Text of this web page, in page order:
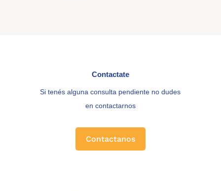
Contactate
Si tenés alguna consulta pendiente no dudes
en contactarnos
Contactanos